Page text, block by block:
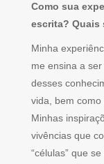
Como sua
escrita? Quais
Minha
me ensina a
desses
vida, bem como
Minhas
vivências que
“células” que